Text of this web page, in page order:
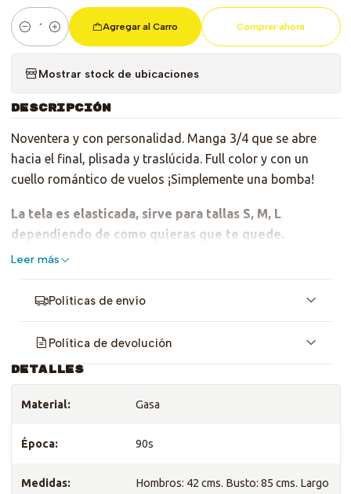
Cantidad
Agregar al Carro Comprar ahora
Mostrar stock de ubicaciones
DESCRIPCIÓN
Noventera y con personalidad. Manga 3/4 que se abre
hacia el final, plisada y traslúcida. Full color y con un
cuello romántico de vuelos ¡Simplemente una bomba!
La tela es elasticada, sirve para tallas S, M, L
dependiendo de como quieras que te quede.
Leer más
Políticas de envío
Política de devolución
DETALLES
Material: Gasa
Época: 90s
Medidas:
Hombros: 42 cms. Busto: 85 cms. Largo